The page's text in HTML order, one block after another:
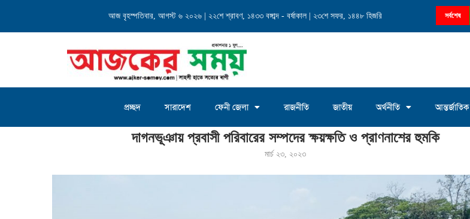
আজ বৃহস্পতিবার, আগস্ট ৬ ২০২৬ | ২২শে শ্রাবণ, ১৪৩৩ বঙ্গাব্দ - বর্ষাকাল | ২৩শে সফর, ১৪৪৮ হিজরি সর্বশেষ
চৌদ্দগ্রাম জগন্নাথদিঘী ইউনিয়নে চেয়ারম্যান পদে আলোচনায় মোঃ সাখাওয়াত...
প্রচ্ছদ সারাদেশ ফেনী জেলা রাজনীতি জাতীয় অর্থনীতি আন্তর্জাতিক
দাগনভূঞায় প্রবাসী পরিবারের সম্পদের ক্ষয়ক্ষতি ও প্রাণনাশের হুমকি
দাগনভূঞায় প্রবাসী পরিবারের সম্পদের ক্ষয়ক্ষতি ও প্রাণনাশের হুমকি
মার্চ ২৩, ২০২৩